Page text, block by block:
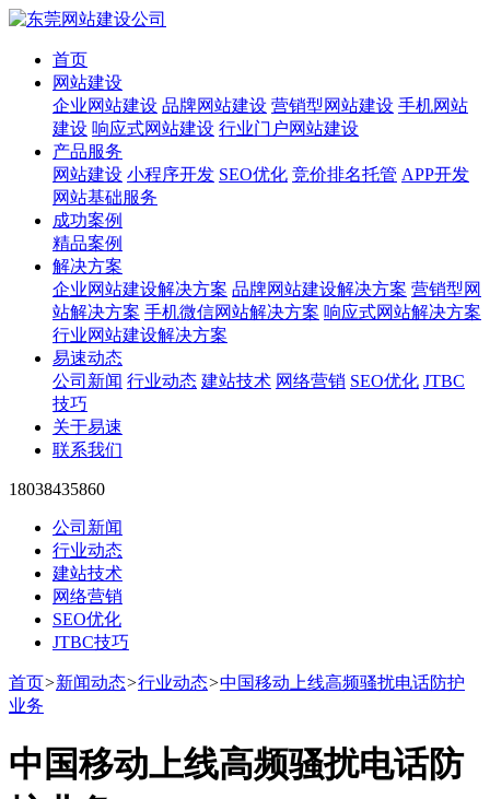
首页
网站建设
企业网站建设 品牌网站建设 营销型网站建设 手机网站
建设 响应式网站建设 行业门户网站建设
产品服务
网站建设 小程序开发 SEO优化 竞价排名托管 APP开发
网站基础服务
成功案例
精品案例
解决方案
企业网站建设解决方案 品牌网站建设解决方案 营销型网
站解决方案 手机微信网站解决方案 响应式网站解决方案
行业网站建设解决方案
易速动态
公司新闻 行业动态 建站技术 网络营销 SEO优化 JTBC
技巧
关于易速
联系我们
18038435860
公司新闻
行业动态
建站技术
网络营销
SEO优化
JTBC技巧
首页>新闻动态>行业动态>中国移动上线高频骚扰电话防护
业务
中国移动上线高频骚扰电话防